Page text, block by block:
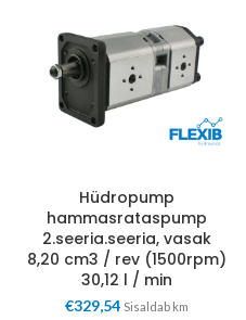
Hüdropump
hammasrataspump
2.seeria.seeria, vasak
8,20 cm3 / rev (1500rpm)
30,12 l / min
€329,54 Sisaldab km